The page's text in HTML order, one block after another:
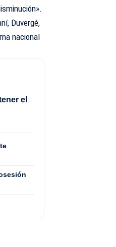
Duvergé,
nacional
el